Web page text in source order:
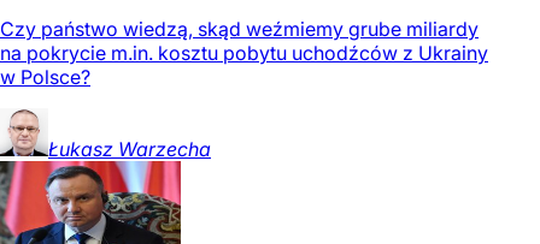
Czy państwo wiedzą, skąd weźmiemy grube miliardy
na pokrycie m.in. kosztu pobytu uchodźców z Ukrainy
w Polsce?
Łukasz Warzecha